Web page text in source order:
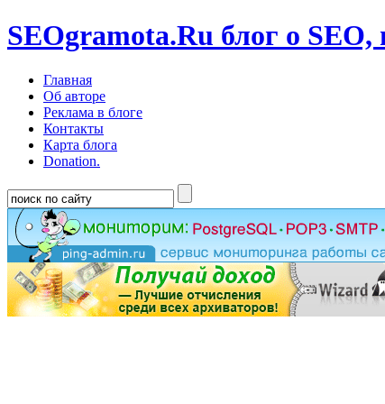
SEOgramota.Ru блог о SEO,
Главная
Об авторе
Реклама в блоге
Контакты
Карта блога
Donation.